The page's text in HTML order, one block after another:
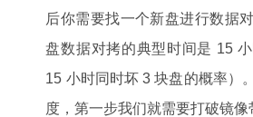
后你需要找一个新盘进行数据
盘数据对拷的典型时间是 15
15 小时同时坏 3 块盘的概率）
度，第一步我们就需要打破镜像